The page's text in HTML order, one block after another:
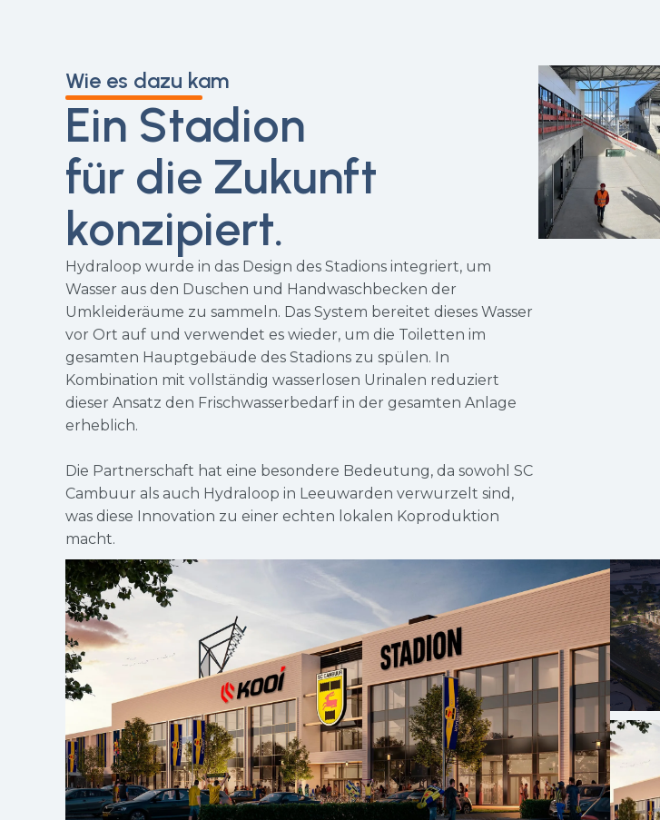
Wie es dazu kam
Ein Stadion
für die Zukunft
konzipiert.
Hydraloop wurde in das Design des Stadions integriert, um
Wasser aus den Duschen und Handwaschbecken der
Umkleideräume zu sammeln. Das System bereitet dieses Wasser
vor Ort auf und verwendet es wieder, um die Toiletten im
gesamten Hauptgebäude des Stadions zu spülen. In
Kombination mit vollständig wasserlosen Urinalen reduziert
dieser Ansatz den Frischwasserbedarf in der gesamten Anlage
erheblich.
Die Partnerschaft hat eine besondere Bedeutung, da sowohl SC
Cambuur als auch Hydraloop in Leeuwarden verwurzelt sind,
was diese Innovation zu einer echten lokalen Koproduktion
macht.